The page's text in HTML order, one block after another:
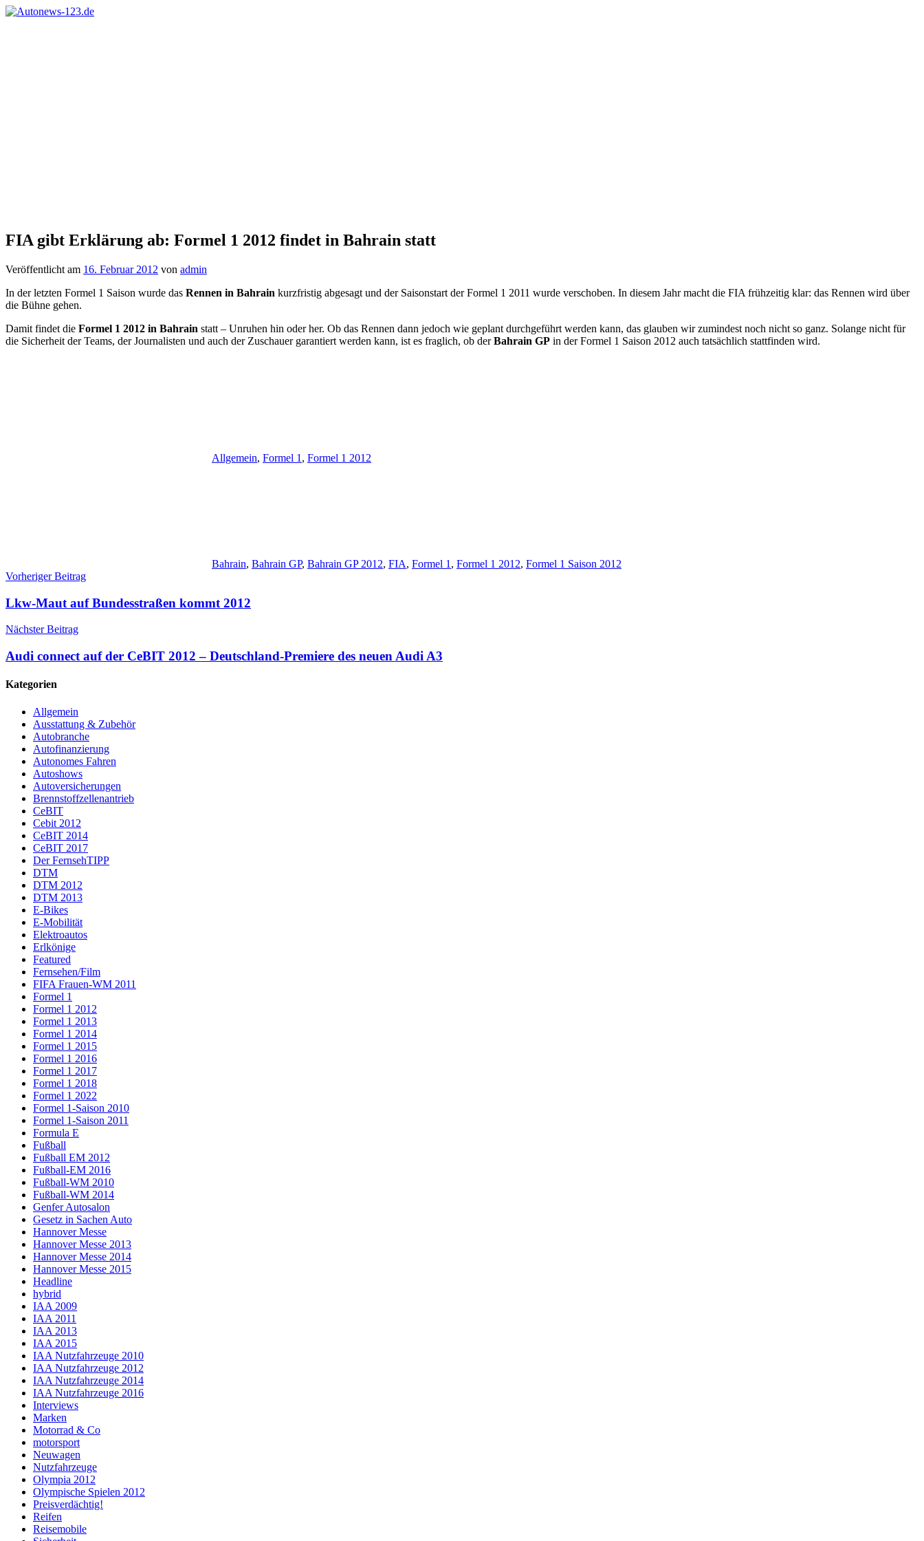
Zum
FIA gibt Erklärung ab: Formel 1 2012 findet in Bahrain statt
Veröffentlicht am 16. Februar 2012 von admin
In der letzten Formel 1 Saison wurde das Rennen in Bahrain kurzfristig abgesagt und der Saisonstart der Formel 1 2011 wurde verschoben. In diesem Jahr macht die FIA frühzeitig klar: das Rennen wird über
die Bühne gehen.
Damit findet die Formel 1 2012 in Bahrain statt – Unruhen hin oder her. Ob das Rennen dann jedoch wie geplant durchgeführt werden kann, das glauben wir zumindest noch nicht so ganz. Solange nicht für
die Sicherheit der Teams, der Journalisten und auch der Zuschauer garantiert werden kann, ist es fraglich, ob derBahrain GP in der Formel 1 Saison 2012 auch tatsächlich stattfinden wird.
Allgemein, Formel 1 , Formel 1 2012
Bahrain, Bahrain GP, Bahrain GP 2012, FIA, Formel 1 , Formel 1 2012, Formel 1 Saison 2012
Beitragsnavigation
Vorheriger Beitrag
Lkw-Maut auf Bundesstraßen kommt 2012
Nächster Beitrag
Audi connect auf der CeBIT 2012 – Deutschland-Premiere des neuen Audi A3
Kategorien
Allgemein
Ausstattung & Zubehör
Autobranche
Autofinanzierung
Autonomes Fahren
Autoshows
Autoversicherungen
Brennstoffzellenantrieb
CeBIT
Cebit 2012
CeBIT 2014
CeBIT 2017
Der FernsehTIPP
DTM
DTM 2012
DTM 2013
E-Bikes
E-Mobilität
Elektroautos
Erlkönige
Featured
Fernsehen/Film
FIFA Frauen-WM 2011
Formel 1
Formel 1 2012
Formel 1 2013
Formel 1 2014
Formel 1 2015
Formel 1 2016
Formel 1 2017
Formel 1 2018
Formel 1 2022
Formel 1-Saison 2010
Formel 1-Saison 2011
Formula E
Fußball
Fußball EM 2012
Fußball-EM 2016
Fußball-WM 2010
Fußball-WM 2014
Genfer Autosalon
Gesetz in Sachen Auto
Hannover Messe
Hannover Messe 2013
Hannover Messe 2014
Hannover Messe 2015
Headline
hybrid
IAA 2009
IAA 2011
IAA 2013
IAA 2015
IAA Nutzfahrzeuge 2010
IAA Nutzfahrzeuge 2012
IAA Nutzfahrzeuge 2014
IAA Nutzfahrzeuge 2016
Interviews
Marken
Motorrad & Co
motorsport
Neuwagen
Nutzfahrzeuge
Olympia 2012
Olympische Spielen 2012
Preisverdächtig!
Reifen
Reisemobile